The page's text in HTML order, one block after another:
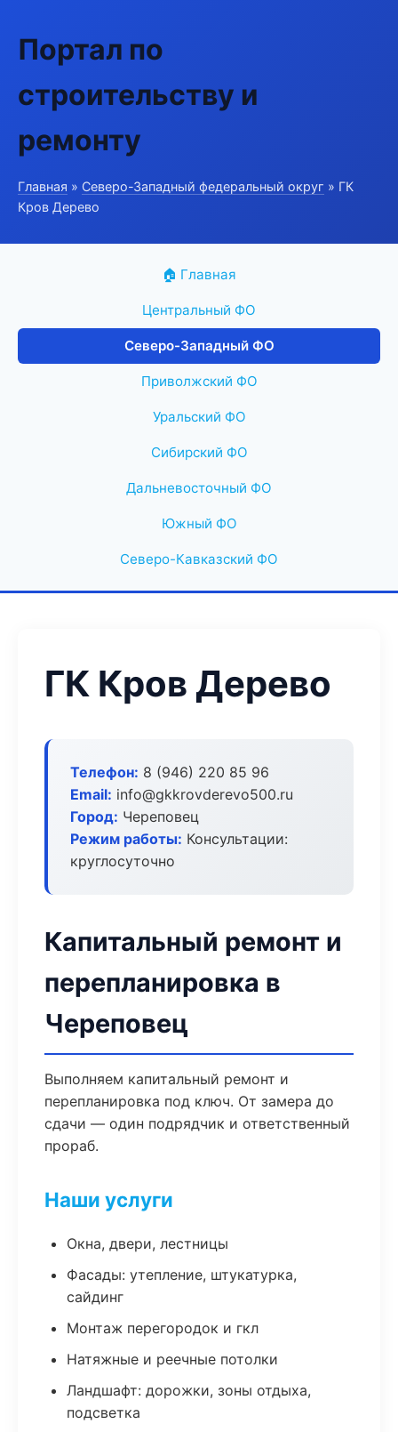
Портал по
строительству и
ремонту
Главная » Северо-Западный федеральный округ » ГК
Кров Дерево
🏠 Главная
Центральный ФО
Северо-Западный ФО
Приволжский ФО
Уральский ФО
Сибирский ФО
Дальневосточный ФО
Южный ФО
Северо-Кавказский ФО
ГК Кров Дерево
Телефон: 8 (946) 220 85 96
Email: info@gkkrovderevo500.ru
Город: Череповец
Режим работы: Консультации:
круглосуточно
Капитальный ремонт и
перепланировка в
Череповец
Выполняем капитальный ремонт и
перепланировка под ключ. От замера до
сдачи — один подрядчик и ответственный
прораб.
Наши услуги
Окна, двери, лестницы
Фасады: утепление, штукатурка,
сайдинг
Монтаж перегородок и гкл
Натяжные и реечные потолки
Ландшафт: дорожки, зоны отдыха,
подсветка